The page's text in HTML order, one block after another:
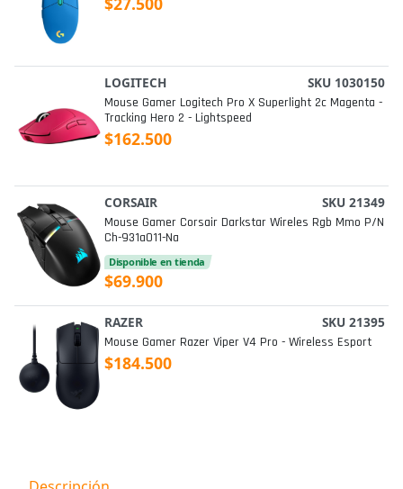
LOGITECH SKU 1030150
Mouse Gamer Logitech Pro X Superlight 2c Magenta -
Tracking Hero 2 - Lightspeed
$162.500
CORSAIR SKU 21349
Mouse Gamer Corsair Darkstar Wireles Rgb Mmo P/n
Ch-931a011-Na
Disponible en tienda
$69.900
RAZER SKU 21395
Mouse Gamer Razer Viper V4 Pro - Wireless Esport
$184.500